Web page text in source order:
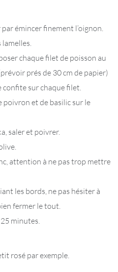
émincer finement l’oignon.
chaque filet de poisson au
prés de 30 cm de papier)
sur chaque filet.
poivron et de basilic sur le
saler et poivrer.
attention à ne pas trop mettre
les bords, ne pas hésiter à
fermer le tout.
minutes.
rosé par exemple.